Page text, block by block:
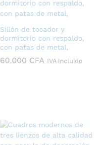
Sillón de tocador y
dormitorio con respaldo,
con patas de metal,
60.000 CFA IVA Incluido